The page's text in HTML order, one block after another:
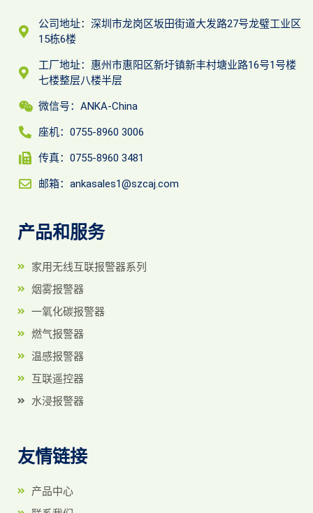
公司地址：深圳市龙岗区坂田街道大发路27号龙璧工业区
15栋6楼
工厂地址：惠州市惠阳区新圩镇新丰村塘业路16号1号楼
七楼整层八楼半层
微信号：ANKA-China
座机：0755-8960 3006
传真：0755-8960 3481
邮箱：ankasales1@szcaj.com
产品和服务
家用无线互联报警器系列
烟雾报警器
一氧化碳报警器
燃气报警器
温感报警器
互联遥控器
水浸报警器
友情链接
产品中心